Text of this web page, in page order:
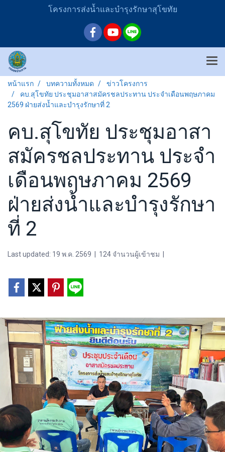
โครงการส่งน้ำและบำรุงรักษาสุโขทัย
หน้าแรก บทความทั้งหมด
ข่าวโครงการ
คบ.สุโขทัย ประชุมอาสาสมัครชลประทาน ประจำเดือนพฤษภาคม
2569 ฝ่ายส่งน้ำและบำรุงรักษาที่ 2
คบ.สุโขทัย ประชุมอาสา
สมัครชลประทาน ประจำ
เดือนพฤษภาคม 2569
ฝ่ายส่งน้ำและบำรุงรักษา
ที่ 2
Last updated: 19 พ.ค. 2569 124 จำนวนผู้เข้าชม